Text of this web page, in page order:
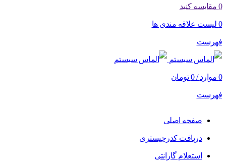
0 مقایسه کنید
0 لیست علاقه مندی ها
فهرست
0 موارد /
0 تومان
فهرست
صفحه اصلی
دریافت کدرجیستری
استعلام گارانتی